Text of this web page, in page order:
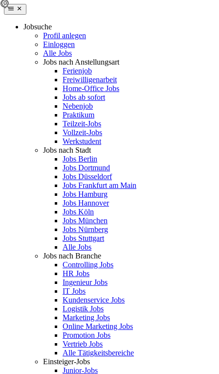
Jobsuche
Profil anlegen
Einloggen
Alle Jobs
Jobs nach Anstellungsart
Ferienjob
Freiwilligenarbeit
Home-Office Jobs
Jobs ab sofort
Nebenjob
Praktikum
Teilzeit-Jobs
Vollzeit-Jobs
Werkstudent
Jobs nach Stadt
Jobs Berlin
Jobs Dortmund
Jobs Düsseldorf
Jobs Frankfurt am Main
Jobs Hamburg
Jobs Hannover
Jobs Köln
Jobs München
Jobs Nürnberg
Jobs Stuttgart
Alle Jobs
Jobs nach Branche
Controlling Jobs
HR Jobs
Ingenieur Jobs
IT Jobs
Kundenservice Jobs
Logistik Jobs
Marketing Jobs
Online Marketing Jobs
Promotion Jobs
Vertrieb Jobs
Alle Tätigkeitsbereiche
Einsteiger-Jobs
Junior-Jobs